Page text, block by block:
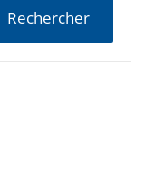
Rechercher